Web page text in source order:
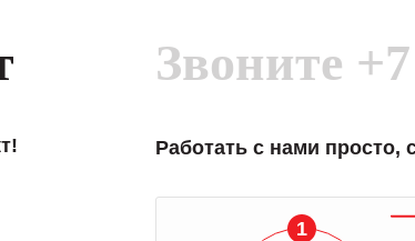
Звоните
Работать с нами просто,
1